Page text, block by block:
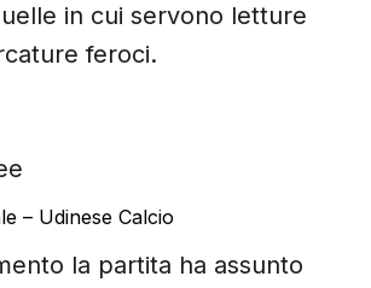
in cui servono letture
feroci.
– Udinese Calcio
la partita ha assunto